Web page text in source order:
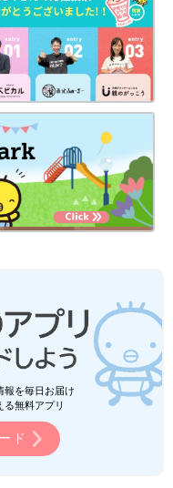
報を毎日お届け
無料アプリ
ド